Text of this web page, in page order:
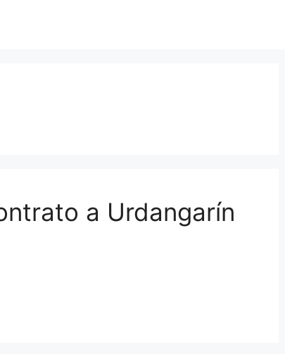
a Urdangarín